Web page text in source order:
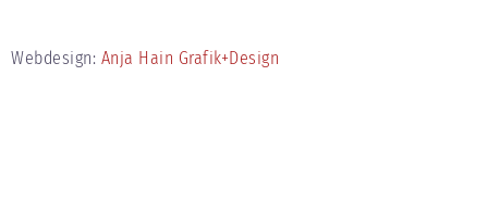
Webdesign: Anja Hain Grafik+Design